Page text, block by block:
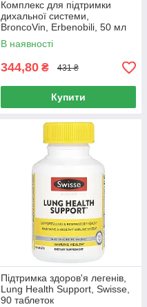
Комплекс для підтримки
дихальної системи,
BroncoVin, Erbenobili, 50 мл
крапель
В наявності
344,80 ₴ 431 ₴
Купити
Підтримка здоров'я легенів,
Lung Health Support, Swisse,
90 таблеток